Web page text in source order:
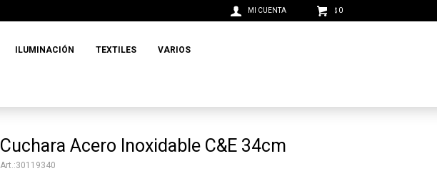
ILUMINACIÓN TEXTILES VARIOS
$ 0
Cuchara Acero Inoxidable C&E 34cm
30119340